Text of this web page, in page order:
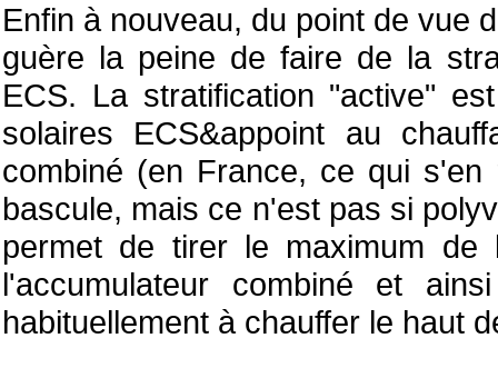
Enfin à nouveau, du point de vue
guère la peine de faire de la
ECS. La stratification "active"
solaires ECS&appoint au
combiné (en France, ce qui
bascule, mais ce n'est pas si
permet de tirer le maximum de
l'accumulateur combiné et
habituellement à chauffer le haut